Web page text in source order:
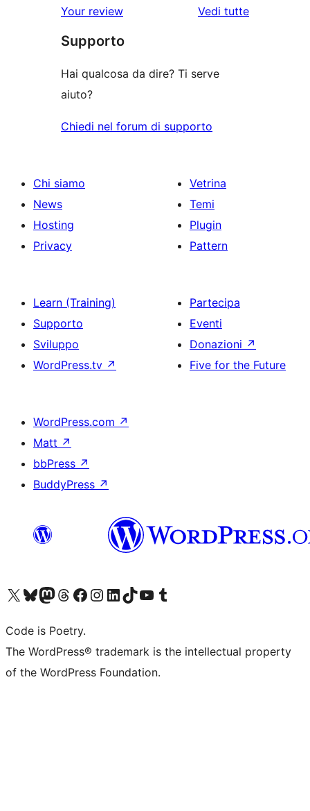
stelle
2-
stelle
a
1-
Your review Vedi tuttele
Supporto
Hai qualcosa da dire? Ti serve
aiuto?
Chiedi nel forum di supporto
Chi siamo
News
Hosting
Privacy
Vetrina
Temi
Plugin
Pattern
Learn (Training)
Supporto
Sviluppo
WordPress.tv ↗
Partecipa
Eventi
Donazioni ↗
Five for the Future
WordPress.com ↗
Matt ↗
bbPress ↗
BuddyPress ↗
Visita il nostro account X (ex Twitter)
Visita il nostro account Bluesky
Visita il nostro account Mastodon
Visita il nostro account Threads
Visita la nostra pagina Facebook
Visita il nostro account Instagram
Visita il nostro account LinkedIn
Visita il nostro account TikTok
Visita il nostro canale YouTube
Visita il nostro account Tumblr
Code is Poetry.
The WordPress® trademark is the intellectual property
of the WordPress Foundation.